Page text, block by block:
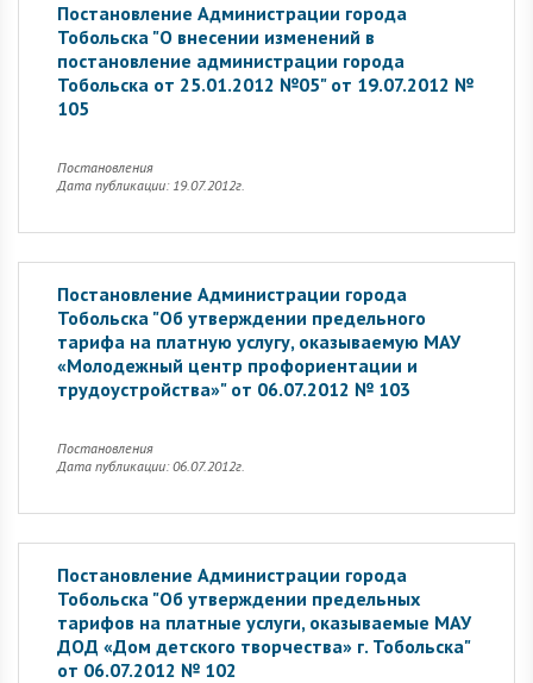
Постановление Администрации города
Тобольска "О внесении изменений в
постановление администрации города
Тобольска от 25.01.2012 №05" от 19.07.2012 №
105
Постановления
Дата публикации: 19.07.2012г.
Постановление Администрации города
Тобольска "Об утверждении предельного
тарифа на платную услугу, оказываемую МАУ
«Молодежный центр профориентации и
трудоустройства»" от 06.07.2012 № 103
Постановления
Дата публикации: 06.07.2012г.
Постановление Администрации города
Тобольска "Об утверждении предельных
тарифов на платные услуги, оказываемые МАУ
ДОД «Дом детского творчества» г. Тобольска"
от 06.07.2012 № 102